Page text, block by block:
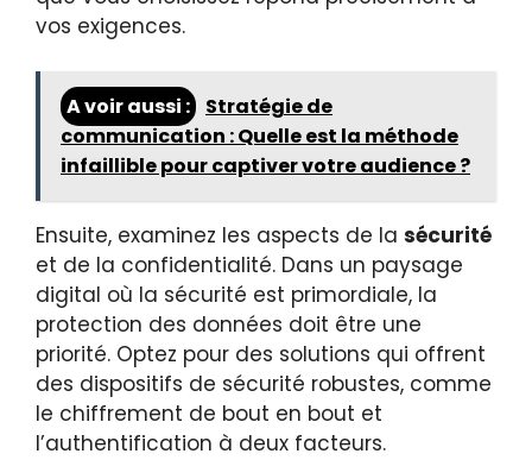
vos exigences.
A voir aussi :
Stratégie de
communication : Quelle est la méthode
infaillible pour captiver votre audience ?
Ensuite, examinez les aspects de la sécurité
et de la confidentialité. Dans un paysage
digital où la sécurité est primordiale, la
protection des données doit être une
priorité. Optez pour des solutions qui offrent
des dispositifs de sécurité robustes, comme
le chiffrement de bout en bout et
l’authentification à deux facteurs.